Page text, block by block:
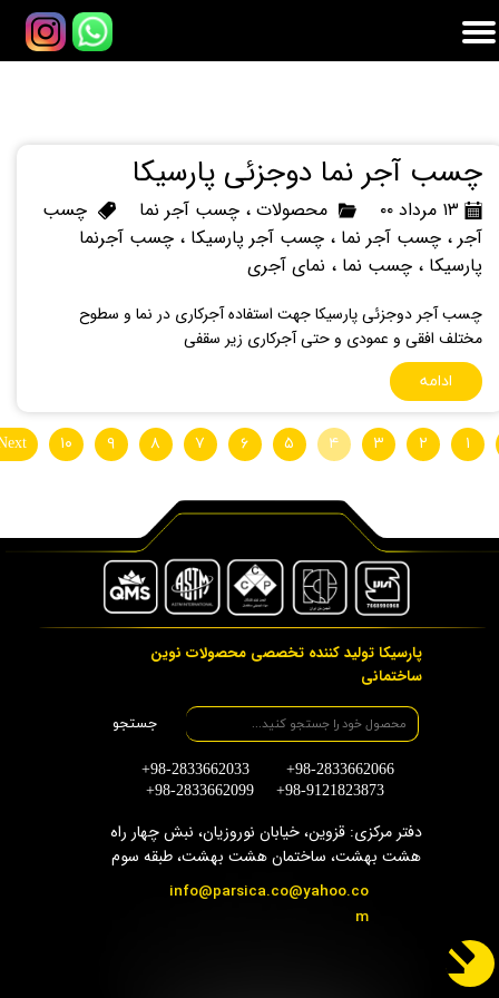
چسب آجر نما دوجزئی پارسیکا
۱۳ مرداد ۰۰ محصولات ، چسب آجر نما
چسب
آجر ، چسب آجر نما ، چسب آجر پارسیکا ، چسب آجرنما
پارسیکا ، چسب نما ، نمای آجری
چسب آجر دوجزئی پارسیکا جهت استفاده آجرکاری در نما و سطوح
مختلف افقی و عمودی و حتی آجرکاری زیر سقفی
ادامه
۱ ۲ ۳ ۴ ۵ ۶ ۷ ۸ ۹ ۱۰
پارسیکا تولید کننده تخصصی محصولات نوین
ساختمانی
دفتر مرکزی: قزوین، خیابان نوروزیان، نبش چهار راه
هشت بهشت، ساختمان هشت بهشت، طبقه سوم
+98-2833662033 +98-2833662066
+98-2833662099 +98-9121823873
info@parsica.co@yahoo.co
m
جستجو